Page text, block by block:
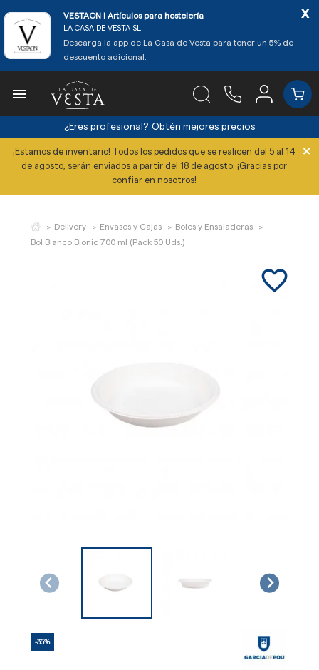
VESTAON l Artículos para hostelería
LA CASA DE VESTA SL.
Descarga la app de La Casa de Vesta para tener un 5% de
descuento adicional.
x

¿Eres profesional? Obtén mejores precios
¡Estamos de inventario! Todos los pedidos que se realicen del 5 al 14
de agosto, serán enviados a partir del 18 de agosto. ¡Gracias por
confiar en nosotros!
×
Delivery Envases y Cajas
Boles y Ensaladeras
Bol Blanco Bionic 700 ml (Pack 50 Uds.)
favorite_border
-35%